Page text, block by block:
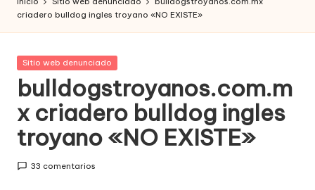
ni
o
n
e
s,
c
o
compra
online,
comprar
seguro
por
internet,
conoce
páginas
no
criadero bulldog ingles troyano «NO EXISTE»
Publicada
Sitio web denunciado
bulldogstroyanos.com.m
x criadero bulldog ingles
troyano «NO EXISTE»
33 comentarios